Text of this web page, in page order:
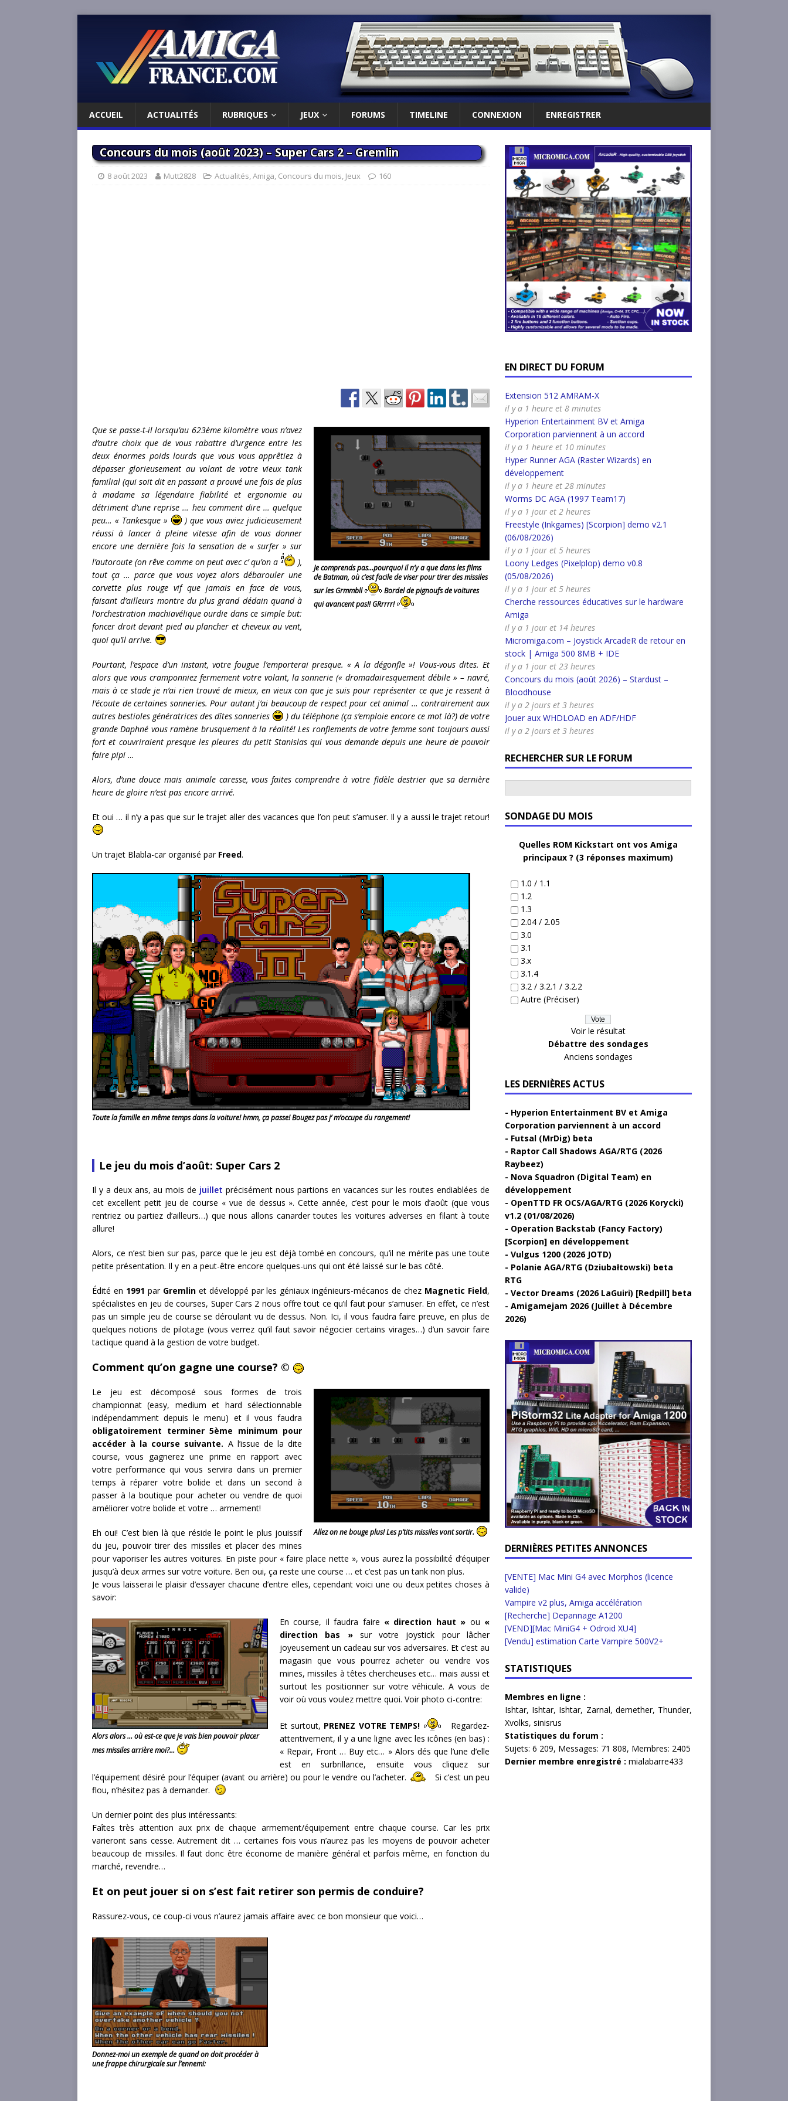
ACCUEIL ACTUALITÉS RUBRIQUES JEUX FORUMS TIMELINE CONNEXION ENREGISTRER
Concours du mois (août 2023) – Super Cars 2 – Gremlin
8 août 2023 Mutt2828 Actualités,Amiga, Concours du mois, Jeux 160
Je comprends pas…pourquoi il n’y a que dans les films
de Batman, où c’est facile de viser pour tirer des missiles
sur les Grmmbll
Bordel de pignoufs de voitures
qui avancent pas!! GRrrrr!
Que se passe-t-il lorsqu’au 623ème kilomètre vous n’avez
d’autre choix que de vous rabattre d’urgence entre les
deux énormes poids lourds que vous vous apprêtiez à
dépasser glorieusement au volant de votre vieux tank
familial (qui soit dit en passant a prouvé une fois de plus
à madame sa légendaire fiabilité et ergonomie au
détriment d’une reprise … heu comment dire … quelque
peu… « Tankesque »
) que vous aviez judicieusement
réussi à lancer à pleine vitesse afin de vous donner
encore une dernière fois la sensation de « surfer » sur
l’autoroute (on rêve comme on peut avec c’ qu’on a
),
tout ça … parce que vous voyez alors débarouler une
corvette plus rouge vif que jamais en face de vous,
faisant d’ailleurs montre du plus grand dédain quand à
l’orchestration machiavélique ourdie dans ce simple but:
foncer droit devant pied au plancher et cheveux au vent,
quoi qu’il arrive.
Pourtant, l’espace d’un instant, votre fougue l’emporterai presque. « A la dégonfle »! Vous-vous dites. Et
alors que vous cramponniez fermement votre volant, la sonnerie (« dromadairesquement débile » – navré,
mais à ce stade je n’ai rien trouvé de mieux, en vieux con que je suis pour représenter ce que je ressent à
l’écoute de certaines sonneries. Pour autant j’ai beaucoup de respect pour cet animal … contrairement aux
autres bestioles génératrices des dîtes sonneries
) du téléphone (ça s’emploie encore ce mot là?) de votre
grande Daphné vous ramène brusquement à la réalité! Les ronflements de votre femme sont toujours aussi
fort et couvriraient presque les pleures du petit Stanislas qui vous demande depuis une heure de pouvoir
faire pipi …
Alors, d’une douce mais animale caresse, vous faites comprendre à votre fidèle destrier que sa dernière
heure de gloire n’est pas encore arrivé.
Et oui … il n’y a pas que sur le trajet aller des vacances que l’on peut s’amuser. Il y a aussi le trajet retour!
Un trajet Blabla-car organisé par Freed.
Toute la famille en même temps dans la voiture! hmm, ça passe! Bougez pas j’ m’occupe du rangement!
Le jeu du mois d’août: Super Cars 2
Il y a deux ans, au mois de juillet précisément nous partions en vacances sur les routes endiablées de
cet excellent petit jeu de course « vue de dessus ». Cette année, c’est pour le mois d’août (que vous
rentriez ou partiez d’ailleurs…) que nous allons canarder toutes les voitures adverses en filant à toute
allure!
Alors, ce n’est bien sur pas, parce que le jeu est déjà tombé en concours, qu’il ne mérite pas une toute
petite présentation. Il y en a peut-être encore quelques-uns qui ont été laissé sur le bas côté.
Édité en 1991 par Gremlinet développé par les géniaux ingénieurs-mécanos de chez Magnetic Field,
spécialistes en jeu de courses, Super Cars 2 nous offre tout ce qu’il faut pour s’amuser. En effet, ce n’est
pas un simple jeu de course se déroulant vu de dessus. Non. Ici, il vous faudra faire preuve, en plus de
quelques notions de pilotage (vous verrez qu’il faut savoir négocier certains virages…) d’un savoir faire
tactique quand à la gestion de votre budget.
Comment qu’on gagne une course? ©
Allez on ne bouge plus! Les p’tits missiles vont sortir.
Le jeu est décomposé sous formes de trois
championnat (easy, medium et hard sélectionnable
indépendamment depuis le menu) et il vous faudra
obligatoirement terminer 5ème minimum pour
accéder à la course suivante. A l’issue de la dite
course, vous gagnerez une prime en rapport avec
votre performance qui vous servira dans un premier
temps à réparer votre bolide et dans un second à
passer à la boutique pour acheter ou vendre de quoi
améliorer votre bolide et votre … armement!
Eh oui! C’est bien là que réside le point le plus jouissif
du jeu, pouvoir tirer des missiles et placer des mines
pour vaporiser les autres voitures. En piste pour « faire place nette », vous aurez la possibilité d’équiper
jusqu’à deux armes sur votre voiture. Ben oui, ça reste une course … et c’est pas un tank non plus.
Je vous laisserai le plaisir d’essayer chacune d’entre elles, cependant voici une ou deux petites choses à
savoir:
Alors alors … où est-ce que je vais bien pouvoir placer
mes missiles arrière moi?…
En course, il faudra faire « direction haut » ou «
direction bas »sur votre joystick pour lâcher
joyeusement un cadeau sur vos adversaires. Et c’est au
magasin que vous pourrez acheter ou vendre vos
mines, missiles à têtes chercheuses etc… mais aussi et
surtout les positionner sur votre véhicule. A vous de
voir où vous voulez mettre quoi. Voir photo ci-contre:
Et surtout, PRENEZ VOTRE TEMPS!
Regardez-
attentivement, il y a une ligne avec les icônes (en bas) :
« Repair, Front … Buy etc… » Alors dés que l’une d’elle
est en surbrillance, ensuite vous cliquez sur
l’équipement désiré pour l’équiper (avant ou arrière) ou pour le vendre ou l’acheter.
Si c’est un peu
flou, n’hésitez pas à demander.
Un dernier point des plus intéressants:
Faîtes très attention aux prix de chaque armement/équipement entre chaque course. Car les prix
varieront sans cesse. Autrement dit … certaines fois vous n’aurez pas les moyens de pouvoir acheter
beaucoup de missiles. Il faut donc être économe de manière général et parfois même, en fonction du
marché, revendre…
Et on peut jouer si on s’est fait retirer son permis de conduire?
Rassurez-vous, ce coup-ci vous n’aurez jamais affaire avec ce bon monsieur que voici…
Donnez-moi un exemple de quand on doit procéder à
une frappe chirurgicale sur l’ennemi:
EN DIRECT DU FORUM
Extension 512 AMRAM-X
il y a 1 heure et 8 minutes
Hyperion Entertainment BV et Amiga
Corporation parviennent à un accord
il y a 1 heure et 10 minutes
Hyper Runner AGA (Raster Wizards) en
développement
il y a 1 heure et 28 minutes
Worms DC AGA (1997 Team17)
il y a 1 jour et 2 heures
Freestyle (Inkgames) [Scorpion] demo v2.1
(06/08/2026)
il y a 1 jour et 5 heures
Loony Ledges (Pixelplop) demo v0.8
(05/08/2026)
il y a 1 jour et 5 heures
Cherche ressources éducatives sur le hardware
Amiga
il y a 1 jour et 14 heures
Micromiga.com – Joystick ArcadeR de retour en
stock | Amiga 500 8MB + IDE
il y a 1 jour et 23 heures
Concours du mois (août 2026) – Stardust –
Bloodhouse
il y a 2 jours et 3 heures
Jouer aux WHDLOAD en ADF/HDF
il y a 2 jours et 3 heures
RECHERCHER SUR LE FORUM
SONDAGE DU MOIS
Quelles ROM Kickstart ont vos Amiga
principaux ? (3 réponses maximum)
1.0 / 1.1
1.2
1.3
2.04 / 2.05
3.0
3.1
3.x
3.1.4
3.2 / 3.2.1 / 3.2.2
Autre (Préciser)
Voir le résultat
Débattre des sondages
Anciens sondages
LES DERNIÈRES ACTUS
Hyperion Entertainment BV et Amiga
Corporation parviennent à un accord
Futsal (MrDig) beta
Raptor Call Shadows AGA/RTG (2026
Raybeez)
Nova Squadron (Digital Team) en
développement
OpenTTD FR OCS/AGA/RTG (2026 Korycki)
v1.2 (01/08/2026)
Operation Backstab (Fancy Factory)
[Scorpion] en développement
Vulgus 1200 (2026 JOTD)
Polanie AGA/RTG (Dziubałtowski) beta
RTG
Vector Dreams (2026 LaGuiri) [Redpill] beta
Amigamejam 2026 (Juillet à Décembre
2026)
DERNIÈRES PETITES ANNONCES
[VENTE] Mac Mini G4 avec Morphos (licence
valide)
Vampire v2 plus, Amiga accélération
[Recherche] Depannage A1200
[VEND][Mac MiniG4 + Odroid XU4]
[Vendu] estimation Carte Vampire 500V2+
STATISTIQUES
Membres en ligne :
Ishtar, Ishtar, Ishtar, Zarnal, demether, Thunder,
Xvolks, sinisrus
Statistiques du forum :
Sujets: 6 209, Messages: 71 808, Membres: 2405
Dernier membre enregistré : mialabarre433